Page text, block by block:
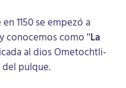
1150 se empezó a
conocemos como "La
al dios Ometochtli-
pulque.